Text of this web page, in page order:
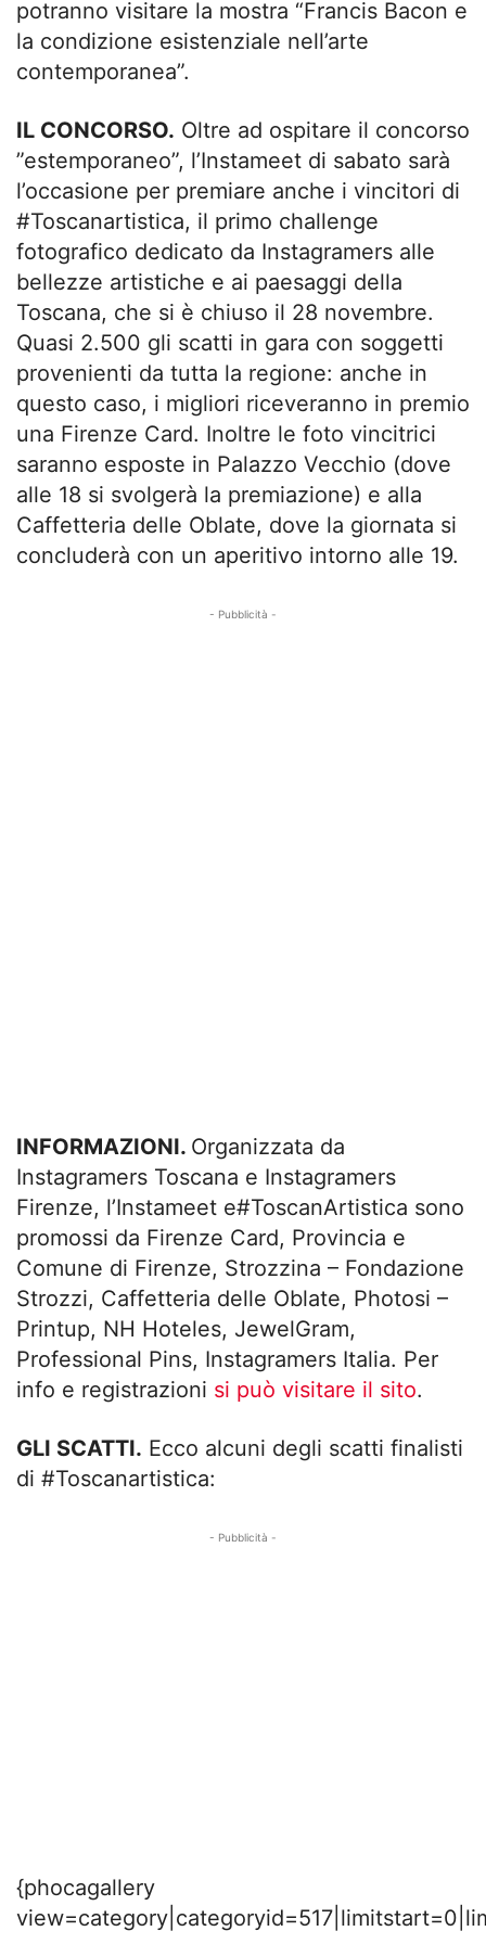
potranno visitare la mostra “Francis Bacon e
la condizione esistenziale nell’arte
contemporanea”.
IL CONCORSO. Oltre ad ospitare il concorso
”estemporaneo”, l’Instameet di sabato sarà
l’occasione per premiare anche i vincitori di
#Toscanartistica, il primo challenge
fotografico dedicato da Instagramers alle
bellezze artistiche e ai paesaggi della
Toscana, che si è chiuso il 28 novembre.
Quasi 2.500 gli scatti in gara con soggetti
provenienti da tutta la regione: anche in
questo caso, i migliori riceveranno in premio
una Firenze Card. Inoltre le foto vincitrici
saranno esposte in Palazzo Vecchio (dove
alle 18 si svolgerà la premiazione) e alla
Caffetteria delle Oblate, dove la giornata si
concluderà con un aperitivo intorno alle 19.
- Pubblicità -
INFORMAZIONI. Organizzata da
Instagramers Toscana e Instagramers
Firenze, l’Instameet e#ToscanArtistica sono
promossi da Firenze Card, Provincia e
Comune di Firenze, Strozzina – Fondazione
Strozzi, Caffetteria delle Oblate, Photosi –
Printup, NH Hoteles, JewelGram,
Professional Pins, Instagramers Italia. Per
info e registrazioni si può visitare il sito.
GLI SCATTI. Ecco alcuni degli scatti finalisti
di #Toscanartistica:
- Pubblicità -
{phocagallery